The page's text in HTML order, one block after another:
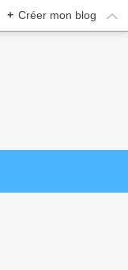
+ Créer mon blog